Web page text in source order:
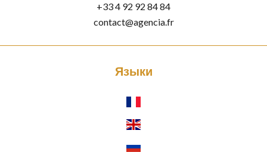
+33 4 92 92 84 84
contact@agencia.fr
Языки